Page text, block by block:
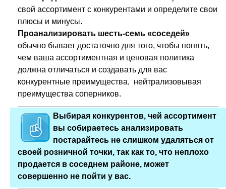
свой ассортимент с конкурентами и определите свои
плюсы и минусы.
Проанализировать шесть-семь «соседей»
обычно бывает достаточно для того, чтобы понять,
чем ваша ассортиментная и ценовая политика
должна отличаться и создавать для вас
конкурентные преимущества, нейтрализовывая
преимущества соперников.
Выбирая конкурентов, чей ассортимент
вы собираетесь анализировать
постарайтесь не слишком удаляться от
своей розничной точки, так как то, что неплохо
продается в соседнем районе, может
совершенно не пойти у вас.